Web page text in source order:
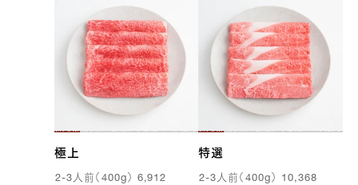
極上
2-3人前（ 400g ） 6,912
特選
2-3人前（400g ） 10,368